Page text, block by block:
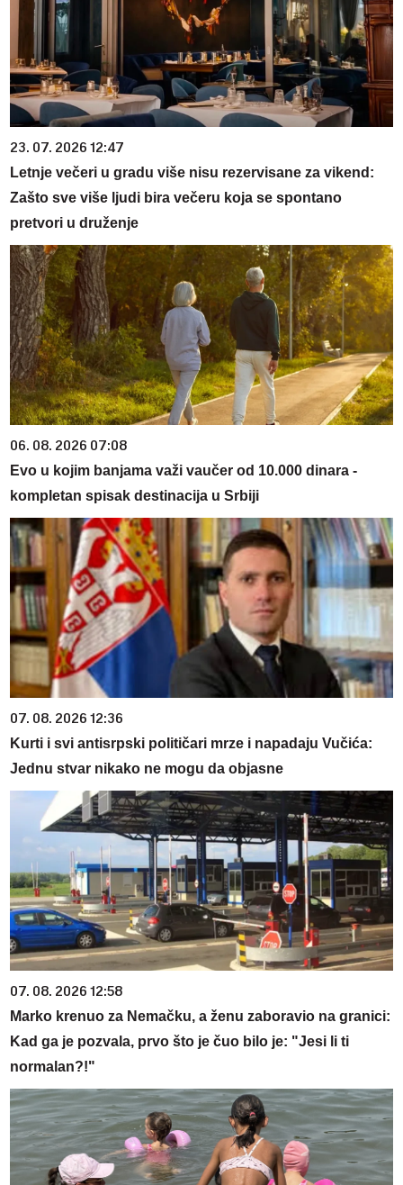
23. 07. 2026 12:47
Letnje večeri u gradu više nisu rezervisane za vikend:
Zašto sve više ljudi bira večeru koja se spontano
pretvori u druženje
06. 08. 2026 07:08
Evo u kojim banjama važi vaučer od 10.000 dinara -
kompletan spisak destinacija u Srbiji
07. 08. 2026 12:36
Kurti i svi antisrpski političari mrze i napadaju Vučića:
Jednu stvar nikako ne mogu da objasne
07. 08. 2026 12:58
Marko krenuo za Nemačku, a ženu zaboravio na granici:
Kad ga je pozvala, prvo što je čuo bilo je: "Jesi li ti
normalan?!"